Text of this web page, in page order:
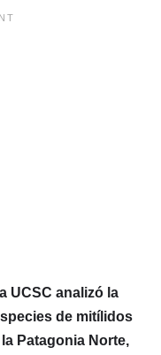
UCSC analizó la
de mitílidos
Patagonia Norte,